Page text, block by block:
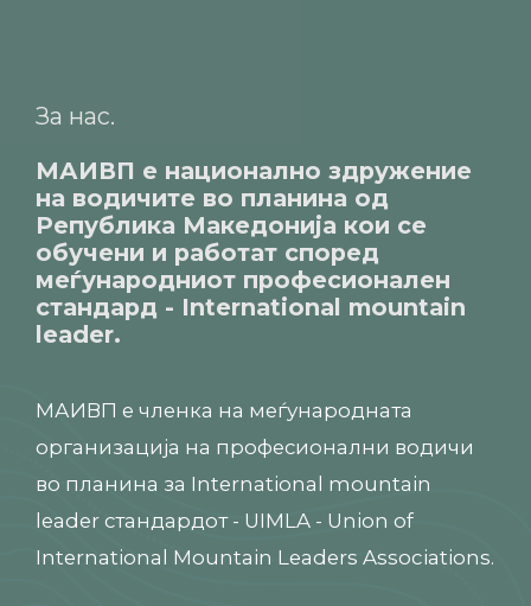
За нас
МАИВП е национално здружение
на водичите во планина од
Република Македонија кои се
обучени и работат според
меѓународниот професионален
стандард - International mountain
leader.
МАИВП е членка на меѓународната
организација на професионални водичи
во планина за International mountain
leader стандардот - UIMLA - Union of
International Mountain Leaders Associations.